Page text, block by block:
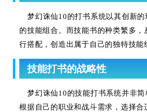
梦幻诛仙10的打书系统以其创新
的技能组合。而技能书的种类繁多
行搭配，创造出属于自己的独特技
技能打书的战略性
梦幻诛仙10的技能打书系统并非
根据自己的职业和战斗需求，选择